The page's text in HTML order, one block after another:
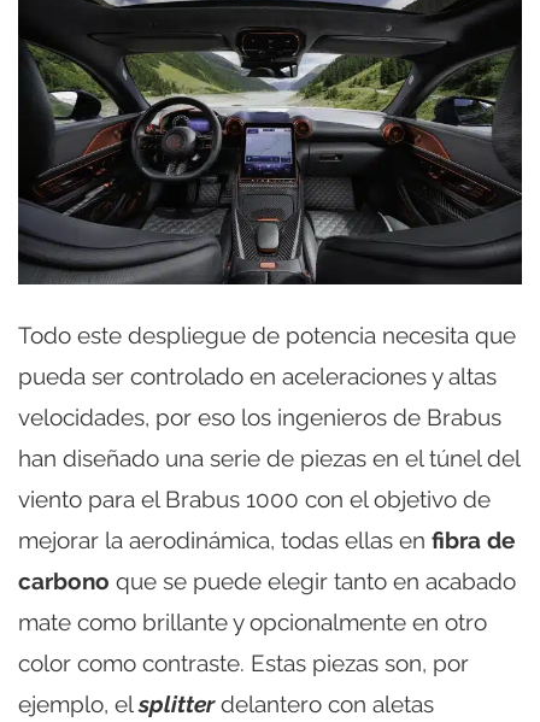
Todo este despliegue de potencia necesita que
pueda ser controlado en aceleraciones y altas
velocidades, por eso los ingenieros de Brabus
han diseñado una serie de piezas en el túnel del
viento para el Brabus 1000 con el objetivo de
mejorar la aerodinámica, todas ellas en fibra de
carbono que se puede elegir tanto en acabado
mate como brillante y opcionalmente en otro
color como contraste. Estas piezas son, por
ejemplo, elsplitterdelantero con aletas